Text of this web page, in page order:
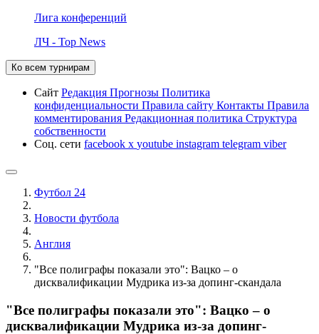
Лига конференций
ЛЧ - Top News
Ко всем турнирам
Сайт Редакция Прогнозы Политика
конфиденциальности Правила сайту Контакты Правила
комментирования Редакционная политика Структура
собственности
Соц. сети facebook x youtube instagram telegram viber
Футбол 24
Новости футбола
Англия
"Все полиграфы показали это": Вацко – о
дисквалификации Мудрика из-за допинг-скандала
"Все полиграфы показали это": Вацко – о
дисквалификации Мудрика из-за допинг-